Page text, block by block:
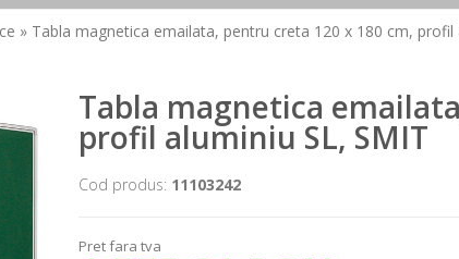
» Tabla magnetica emailata, pentru creta 120 x 180 cm, profil
Tabla magnetica
profil aluminiu SL, SMIT
Cod produs: 11103242
Pret fara tva